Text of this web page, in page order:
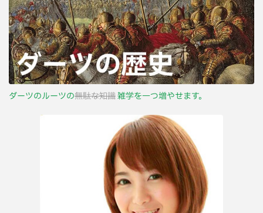
ダーツのルーツの無駄な知識雑学を一つ増やせます。